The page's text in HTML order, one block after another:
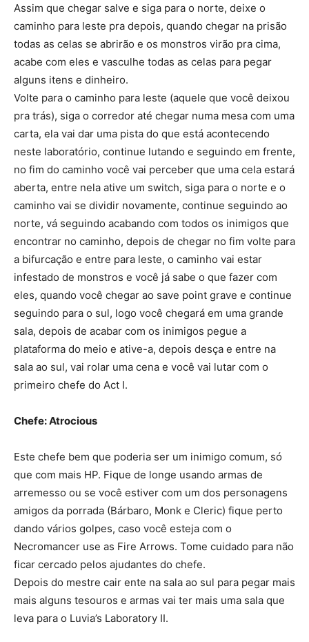
Assim que chegar salve e siga para o norte, deixe o
caminho para leste pra depois, quando chegar na prisão
todas as celas se abrirão e os monstros virão pra cima,
acabe com eles e vasculhe todas as celas para pegar
alguns itens e dinheiro.
Volte para o caminho para leste (aquele que você deixou
pra trás), siga o corredor até chegar numa mesa com uma
carta, ela vai dar uma pista do que está acontecendo
neste laboratório, continue lutando e seguindo em frente,
no fim do caminho você vai perceber que uma cela estará
aberta, entre nela ative um switch, siga para o norte e o
caminho vai se dividir novamente, continue seguindo ao
norte, vá seguindo acabando com todos os inimigos que
encontrar no caminho, depois de chegar no fim volte para
a bifurcação e entre para leste, o caminho vai estar
infestado de monstros e você já sabe o que fazer com
eles, quando você chegar ao save point grave e continue
seguindo para o sul, logo você chegará em uma grande
sala, depois de acabar com os inimigos pegue a
plataforma do meio e ative-a, depois desça e entre na
sala ao sul, vai rolar uma cena e você vai lutar com o
primeiro chefe do Act I.
Chefe: Atrocious
Este chefe bem que poderia ser um inimigo comum, só
que com mais HP. Fique de longe usando armas de
arremesso ou se você estiver com um dos personagens
amigos da porrada (Bárbaro, Monk e Cleric) fique perto
dando vários golpes, caso você esteja com o
Necromancer use as Fire Arrows. Tome cuidado para não
ficar cercado pelos ajudantes do chefe.
Depois do mestre cair ente na sala ao sul para pegar mais
mais alguns tesouros e armas vai ter mais uma sala que
leva para o Luvia’s Laboratory II.